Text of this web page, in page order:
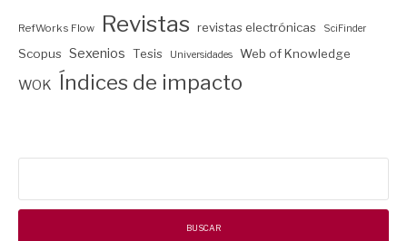
RefWorks Flow Revistas revistas electrónicas SciFinder
Scopus Sexenios Tesis Universidades Web of Knowledge
WOK Índices de impacto